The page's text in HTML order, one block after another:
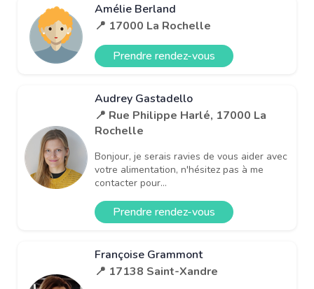
Amélie Berland
📍 17000 La Rochelle
Prendre rendez-vous
Audrey Gastadello
📍 Rue Philippe Harlé, 17000 La
Rochelle
Bonjour, je serais ravies de vous aider avec
votre alimentation, n'hésitez pas à me
contacter pour...
Prendre rendez-vous
Françoise Grammont
📍 17138 Saint-Xandre